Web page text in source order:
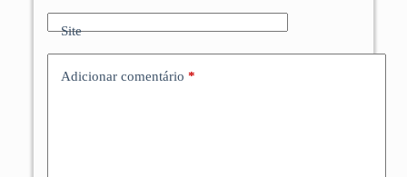
Site
Adicionar comentário *